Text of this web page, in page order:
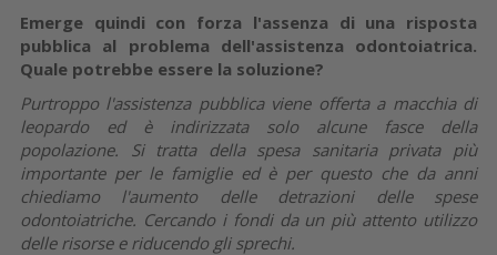
Emerge quindi con forza l'assenza di una risposta
pubblica al problema dell'assistenza odontoiatrica.
Quale potrebbe essere la soluzione?
Purtroppo l'assistenza pubblica viene offerta a macchia di
leopardo ed è indirizzata solo alcune fasce della
popolazione. Si tratta della spesa sanitaria privata più
importante per le famiglie ed è per questo che da anni
chiediamo l'aumento delle detrazioni delle spese
odontoiatriche. Cercando i fondi da un più attento utilizzo
delle risorse e riducendo gli sprechi.